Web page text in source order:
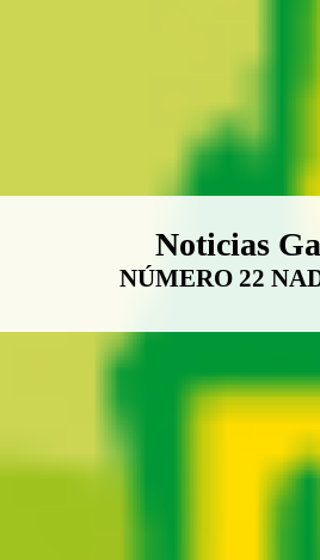
Boletín
Noticias
NÚMERO 22